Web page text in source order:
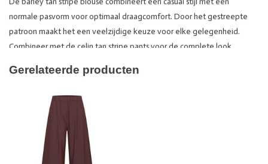
normale pasvorm voor optimaal draagcomfort. Door het gestreepte
patroon maakt het een veelzijdige keuze voor elke gelegenheid.
Combineer met de celin tan stripe pants voor de complete look
64% recycled_polyester, 36% tencell
Gerelateerde producten